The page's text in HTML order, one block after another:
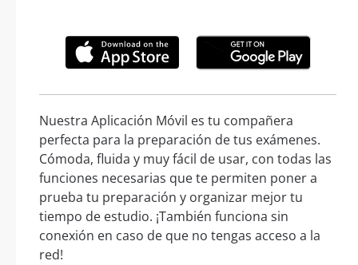
Nuestra Aplicación Móvil es tu compañera
perfecta para la preparación de tus exámenes.
Cómoda, fluida y muy fácil de usar, con todas las
funciones necesarias que te permiten poner a
prueba tu preparación y organizar mejor tu
tiempo de estudio. ¡También funciona sin
conexión en caso de que no tengas acceso a la
red!